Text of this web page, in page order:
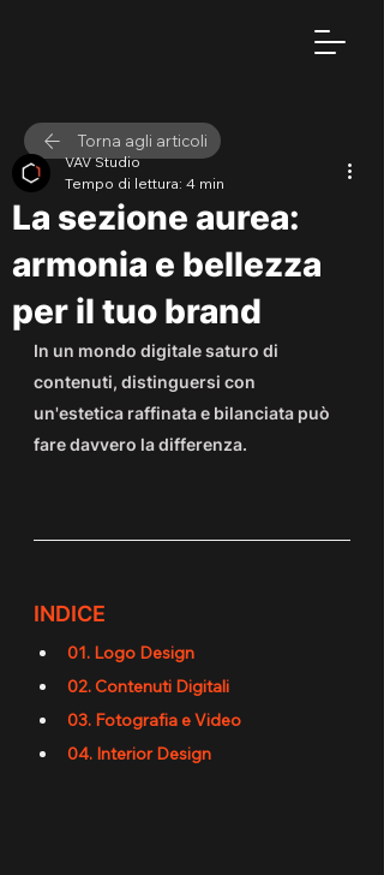
Torna agli articoli
La sezione aurea:
armonia e bellezza
per il tuo brand
VAV Studio
Tempo di lettura: 4 min
In un mondo digitale saturo di
contenuti, distinguersi con
un'estetica raffinata e bilanciata può
fare davvero la differenza.
INDICE
01. Logo Design
02. Contenuti Digitali
03. Fotografia e Video
04. Interior Design